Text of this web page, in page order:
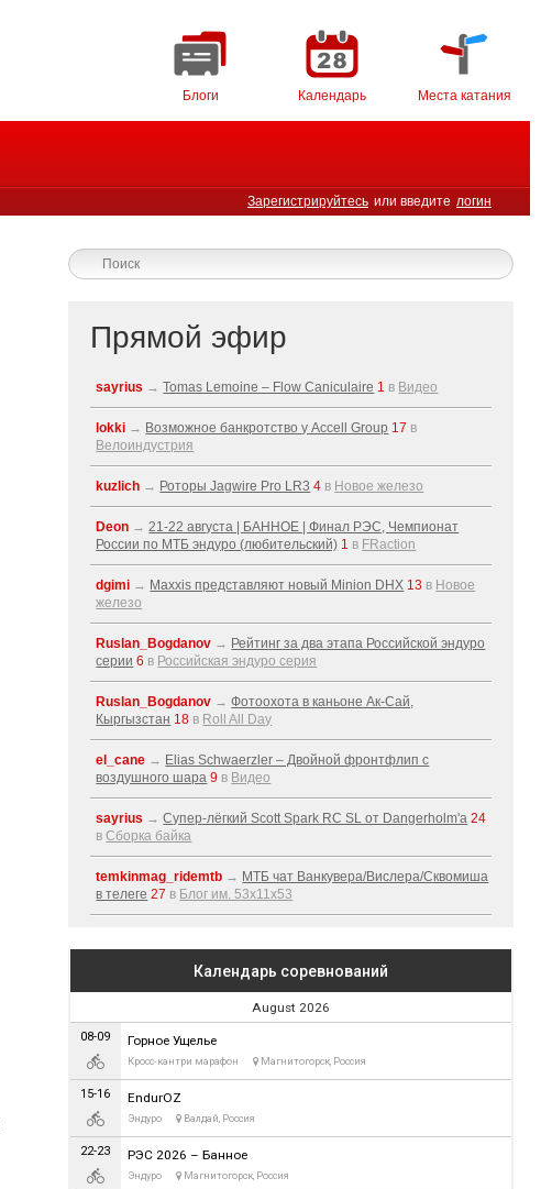
Блоги Календарь Места катания
Зарегистрируйтесь или введите логин
Прямой эфир
sayrius →Tomas Lemoine – Flow Caniculaire 1 в Видео
lokki → Возможное банкротство у Accell Group 17 в
Велоиндустрия
kuzlich → Роторы Jagwire Pro LR3 4 в Новое железо
Deon →21-22 августа | БАННОЕ | Финал РЭС, Чемпионат
России по МТБ эндуро (любительский) 1 в FRaction
dgimi → Maxxis представляют новый Minion DHX 13 в Новое
железо
Ruslan_Bogdanov → Рейтинг за два этапа Российской эндуро
серии 6 в Российская эндуро серия
Ruslan_Bogdanov →Фотоохота в каньоне Ак-Cай,
Кыргызстан 18 в Roll All Day
el_cane → Elias Schwaerzler – Двойной фронтфлип с
воздушного шара 9 в Видео
sayrius →Супер-лёгкий Scott Spark RC SL от Dangerholm'a 24
вСборка байка
temkinmag_ridemtb → МТБ чат Ванкувера/Вислера/Сквомиша
в телеге 27 в Блог им. 53x11x53